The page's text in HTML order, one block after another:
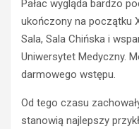
Pałac wygląda bardzo
ukończony na początku
Sala, Sala Chińska i
Uniwersytet Medyczny.
darmowego wstępu.
Od tego czasu
stanowią najlepszy